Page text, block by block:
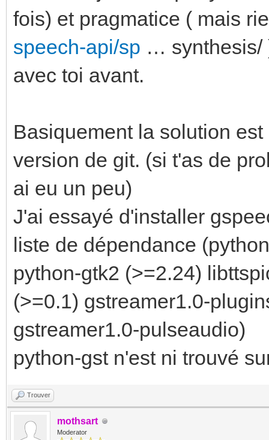
fois) et pragmatice ( mais
speech-api/sp … synthesis/
avec toi avant.
Basiquement la solution
version de git. (si t'as de
ai eu un peu)
J'ai essayé d'installer
liste de dépendance
python-gtk2 (>=2.24)
(>=0.1) gstreamer1.0-
gstreamer1.0-pulseaudio)
python-gst n'est ni trouvé
Trouver
mothsart
Moderator